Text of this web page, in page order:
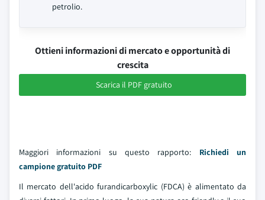
petrolio.
Ottieni informazioni di mercato e opportunità di
crescita
Scarica il PDF gratuito
Maggiori informazioni su questo rapporto: Richiedi un
campione gratuito PDF
Il mercato dell'acido furandicarboxylic (FDCA) è alimentato da